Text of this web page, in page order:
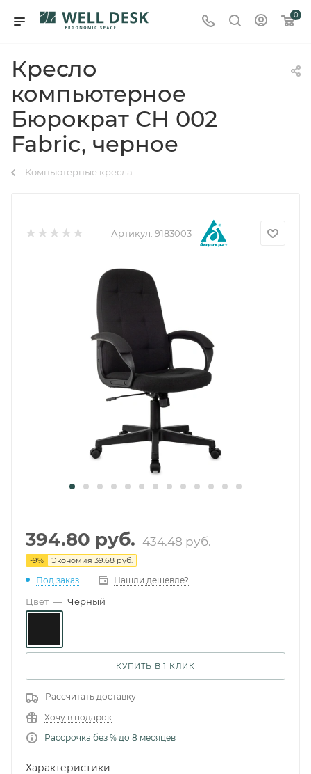
0
Кресло
компьютерное
Бюрократ CH 002
Fabric, черное
Компьютерные кресла
Артикул: 9183003
394.80 руб. 434.48руб.
-9% Экономия 39.68 руб.
Под заказ Нашли дешевле?
Цвет — Черный
КУПИТЬ В 1 КЛИК
Рассчитать доставку
Хочу в подарок
Рассрочка без % до 8 месяцев
Характеристики